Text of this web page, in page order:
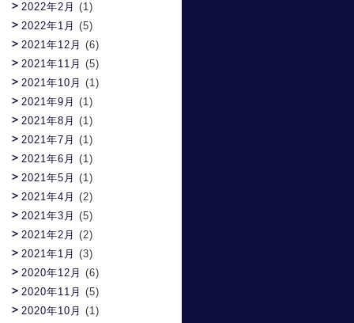
2022年2月 (1)
2022年1月 (5)
2021年12月 (6)
2021年11月 (5)
2021年10月 (1)
2021年9月 (1)
2021年8月 (1)
2021年7月 (1)
2021年6月 (1)
2021年5月 (1)
2021年4月 (2)
2021年3月 (5)
2021年2月 (2)
2021年1月 (3)
2020年12月 (6)
2020年11月 (5)
2020年10月 (1)